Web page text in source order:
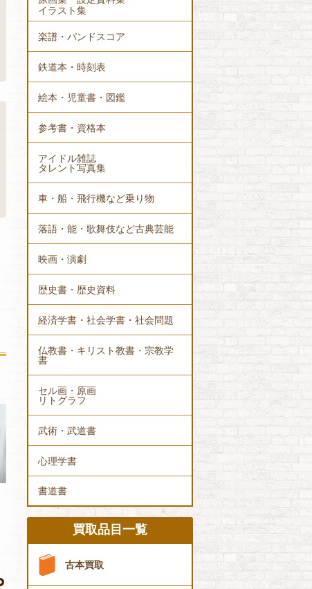
イラスト集
楽譜・バンドスコア
鉄道本・時刻表
絵本・児童書・図鑑
参考書・資格本
アイドル雑誌
タレント写真集
車・船・飛行機など乗り物
落語・能・歌舞伎など古典芸能
映画・演劇
歴史書・歴史資料
経済学書・社会学書・社会問題
仏教書・キリスト教書・宗教学
書
セル画・原画
リトグラフ
武術・武道書
心理学書
書道書
買取品目一覧
古本買取